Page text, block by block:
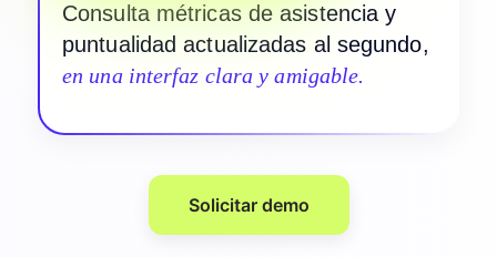
Consulta métricas de asistencia y
puntualidad actualizadas al segundo,
en una interfaz clara y amigable.
Solicitar demo